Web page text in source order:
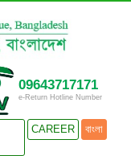
09643717171
e-Return Hotline Number
CAREER বাংলা